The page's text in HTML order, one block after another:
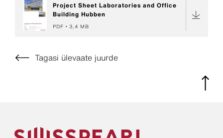
Project Sheet Laboratories and Office
Building Hubben
PDF 3,4 MB
Tagasi ülevaate juurde